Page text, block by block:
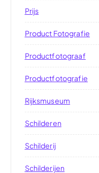
Prijs
Product Fotografie
Productfotograaf
Productfotografie
Rijksmuseum
Schilderen
Schilderij
Schilderijen